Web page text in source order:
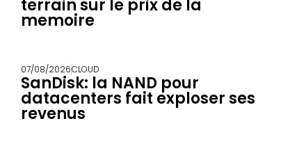
terrain sur le prix de la
memoire
07/08/2026CLOUD
SanDisk: la NAND pour
datacenters fait exploser ses
revenus